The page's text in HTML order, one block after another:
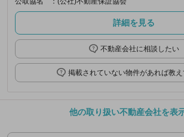
詳細を見る
不動産会社に相談したい
掲載されていない物件があれば教
他の取り扱い不動産会社を表